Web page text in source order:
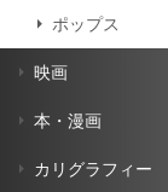
ポップス
映画
本・漫画
カリグラフィー